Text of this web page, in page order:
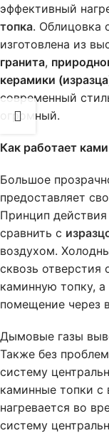
эффективный
топка. Облицовка
изготовлена из
гранита,
керамики
современный
огромный.
Как работает
Большое
предоставляет
Принцип действия
сравнить с
воздухом.
сквозь отверстия
каминную топку,
помещение через
Дымовые газы
Также без
систему
каминные топки с
нагревается во
систему